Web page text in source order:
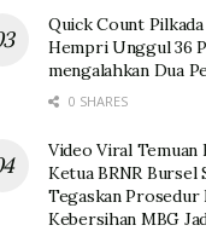
Quick Count
Hempri Unggul 36
mengalahkan Dua
0 SHARES
Video Viral Temuan
Ketua BRNR Bursel
Tegaskan Prosedur
Kebersihan MBG